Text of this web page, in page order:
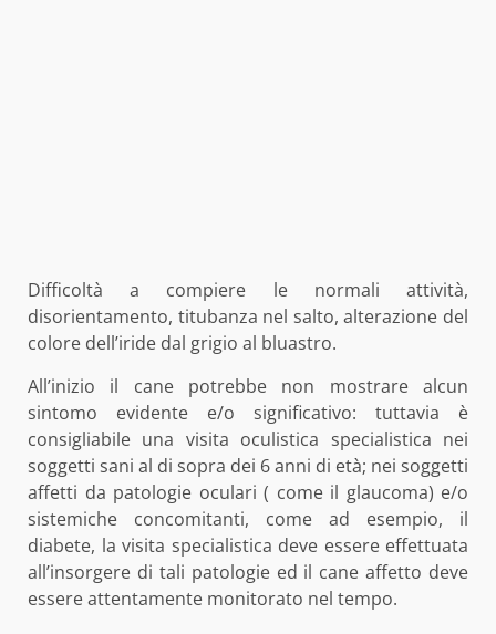
Difficoltà a compiere le normali attività,
disorientamento, titubanza nel salto, alterazione del
colore dell’iride dal grigio al bluastro.
All’inizio il cane potrebbe non mostrare alcun
sintomo evidente e/o significativo: tuttavia è
consigliabile una visita oculistica specialistica nei
soggetti sani al di sopra dei 6 anni di età; nei soggetti
affetti da patologie oculari ( come il glaucoma) e/o
sistemiche concomitanti, come ad esempio, il
diabete, la visita specialistica deve essere effettuata
all’insorgere di tali patologie ed il cane affetto deve
essere attentamente monitorato nel tempo.